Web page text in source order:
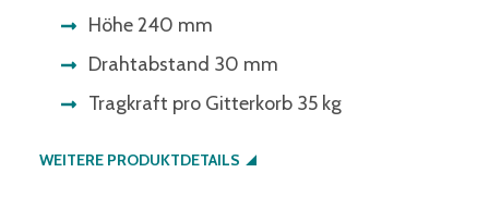
Höhe 240 mm
Drahtabstand 30 mm
Tragkraft pro Gitterkorb 35 kg
WEITERE PRODUKTDETAILS